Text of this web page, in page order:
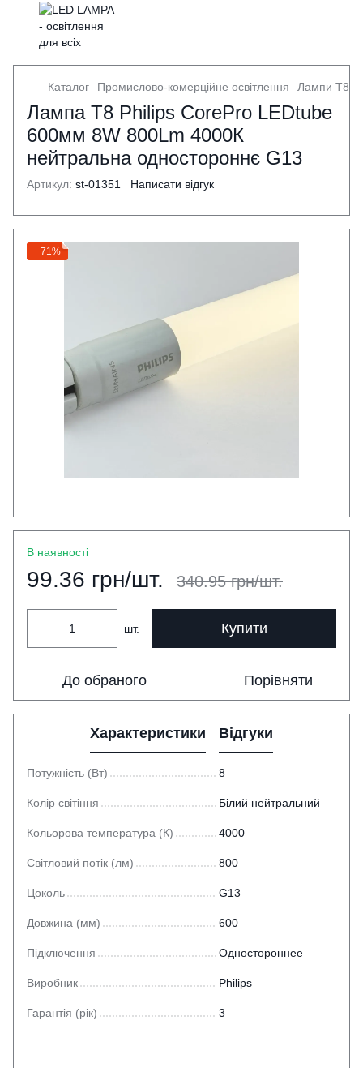
Каталог Промислово-комерційне освітлення Лампи Т8
Лампа Т8 Philips CorePro LEDtube
600мм 8W 800Lm 4000К
нейтральна одностороннє G13
Артикул: st-01351 Написати відгук
−71%
В наявності
99.36 грн/шт. 340.95 грн/шт.
шт. Купити
До обраного Порівняти
Характеристики Відгуки
Потужність (Вт) 8
Колір світіння Білий нейтральний
Кольорова температура (К) 4000
Світловий потік (лм) 800
Цоколь G13
Довжина (мм) 600
Підключення Одностороннее
Виробник Philips
Гарантія (рік) 3